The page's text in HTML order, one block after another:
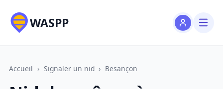
WASPP
Accueil › Signaler un nid › Besançon